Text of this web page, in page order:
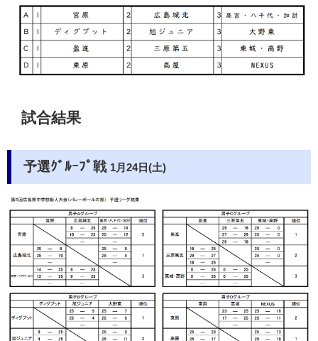
試合結果
予選ｸﾞﾙｰﾌﾟ戦 1月24日(土)